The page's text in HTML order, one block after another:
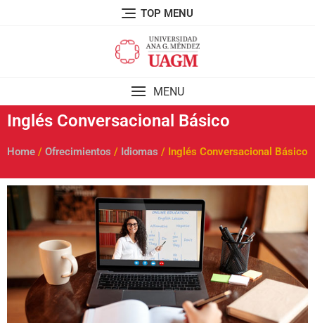
TOP MENU
MENU
Inglés Conversacional Básico
Home / Ofrecimientos / Idiomas / Inglés Conversacional Básico